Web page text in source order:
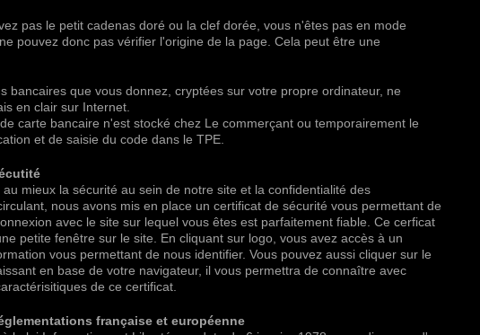
pas le petit cadenas doré ou la clef dorée, vous n'êtes pas en mode
pouvez donc pas vérifier l'origine de la page. Cela peut être une
bancaires que vous donnez, cryptées sur votre propre ordinateur, ne
en clair sur Internet.
carte bancaire n'est stocké chez Le commerçant ou temporairement le
et de saisie du code dans le TPE.
mieux la sécurité au sein de notre site et la confidentialité des
nous avons mis en place un certificat de sécurité vous permettant de
avec le site sur lequel vous êtes est parfaitement fiable. Ce cerficat
petite fenêtre sur le site. En cliquant sur logo, vous avez accès à un
vous permettant de nous identifier. Vous pouvez aussi cliquer sur le
en base de votre navigateur, il vous permettra de connaître avec
de ce certificat.
française et européenne